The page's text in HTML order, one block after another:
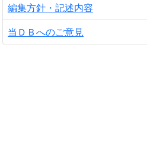
編集方針・記述内容
当ＤＢへのご意見